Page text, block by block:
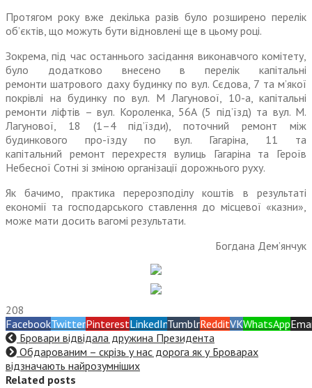
Протягом року вже декілька разів було розширено перелік
об’єктів, що можуть бути відновлені ще в цьому році.
Зокрема, під час останнього засідання виконавчого комітету,
було додатково внесено в перелік капітальні
ремонти шатрового даху будинку по вул. Сєдова, 7 та м’якої
покрівлі на будинку по вул. М Лагунової, 10-а, капітальні
ремонти ліфтів – вул. Короленка, 56А (5 під’їзд) та вул. М.
Лагунової, 18 (1–4 під’їзди), поточний ремонт між
будинкового про-їзду по вул. Гагаріна, 11 та
капітальний ремонт перехрестя вулиць Гагаріна та Героїв
Небесної Сотні зі зміною організації дорожнього руху.
Як бачимо, практика перерозподілу коштів в результаті
економії та господарського ставлення до місцевої «казни»,
може мати досить вагомі результати.
Богдана Дем’янчук
208
FacebookTwitterPinterestLinkedInTumblrRedditVKWhatsApp
Бровари відвідала дружина Президента
Обдарованим – скрізь у нас дорога як у Броварах
відзначають найрозумніших
Related posts